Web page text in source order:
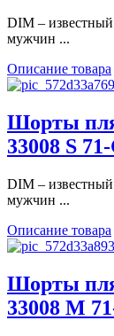
DIM – известный
мужчин ...
Описание товара
Шорты
33008 S
DIM – известный
мужчин ...
Описание товара
Шорты
33008 M